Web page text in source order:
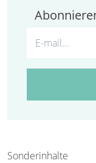
Sonderinhalte